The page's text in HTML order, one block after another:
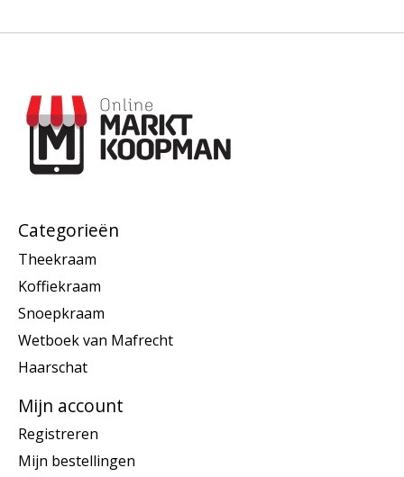
Categorieën
Theekraam
Koffiekraam
Snoepkraam
Wetboek van Mafrecht
Haarschat
Mijn account
Registreren
Mijn bestellingen